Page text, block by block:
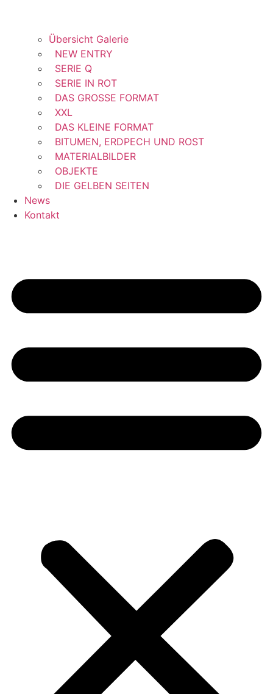
Übersicht Galerie
NEW ENTRY
SERIE Q
SERIE IN ROT
DAS GROSSE FORMAT
XXL
DAS KLEINE FORMAT
BITUMEN, ERDPECH UND ROST
MATERIALBILDER
OBJEKTE
DIE GELBEN SEITEN
News
Kontakt